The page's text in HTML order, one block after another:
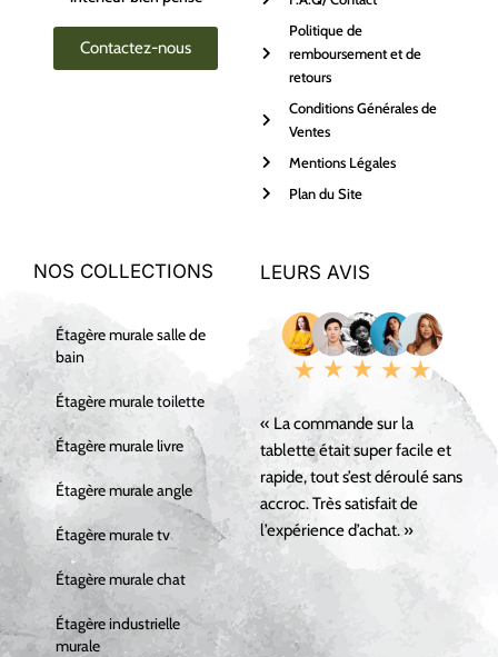
Contactez-nous
Politique de
remboursement et de
retours
Conditions Générales de
Ventes
Mentions Légales
Plan du Site
NOS COLLECTIONS
Étagère murale salle de
bain
Étagère murale toilette
Étagère murale livre
Étagère murale angle
Étagère murale tv
Étagère murale chat
Étagère industrielle
murale
LEURS AVIS
« La commande sur la
tablette était super facile et
rapide, tout s’est déroulé sans
accroc. Très satisfait de
l’expérience d’achat. »